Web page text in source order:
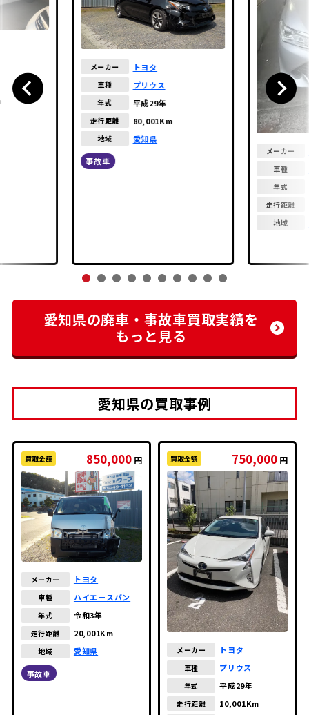
メーカー トヨタ
車種 プリウス
年式 平成29年
走行距離 80,001Km
地域 愛知県
事故車
メーカー
車種
年式
走行距離
地域
愛知県の廃車・事故車買取実績を
もっと見る
愛知県の買取事例
買取金額 850,000 円
メーカー トヨタ
車種 ハイエースバン
年式 令和3年
走行距離 20,001Km
地域 愛知県
事故車
買取金額 750,000 円
メーカー トヨタ
車種 プリウス
年式 平成29年
走行距離 10,001Km